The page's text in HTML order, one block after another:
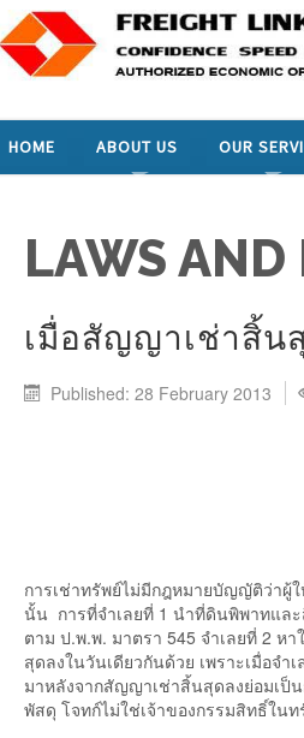
HOME ABOUT US OUR
LAWS AND
เมื่อสัญญาเช่าสิ้น
Published: 28 February 2013
เรื่อ
การเช่าทรัพย์ไม่มีกฎหมายบัญญัติว่าผู้
นั้น การที่จำเลยที่ 1 นำที่ดินพิพาทและ
ตาม ป.พ.พ. มาตรา 545 จำเลยที่ 2 ห
สุดลงในวันเดียวกันด้วย เพราะเมื่อจ
มาหลังจากสัญญาเช่าสิ้นสุดลงย่อมเป็น
พัสดุ โจทก์ไม่ใช่เจ้าของกรรมสิทธิ์ใน